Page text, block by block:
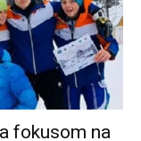
fokusom na